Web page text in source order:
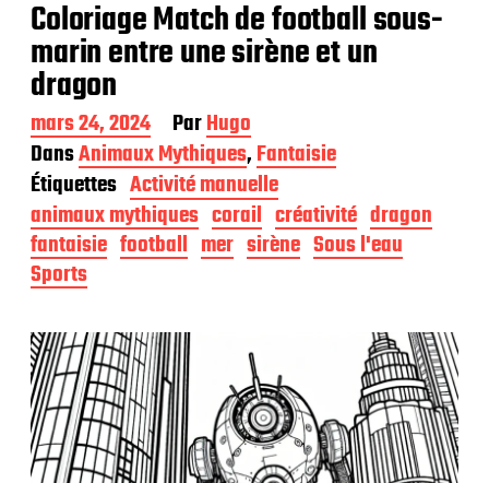
Coloriage Match de football sous-
marin entre une sirène et un
dragon
D
a
t
e
d
e
p
u
b
i
c
a
t
i
o
n
mars 24, 2024 ParHugo
DansAnimaux Mythiques,Fantaisie
Étiquettes Activité manuelle
animaux mythiques corail créativité dragon
fantaisie football mer sirène Sous l'eau
Sports